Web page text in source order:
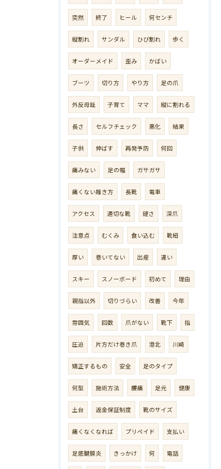
突然 終了 ヒール 何センチ
縦割れ サンダル ひび割れ 歩く
オーダーメイド 歪み かばい
ブーツ 切り方 やり方 足の爪
外反母趾 子育て ママ 縦に割れる
長さ セルフチェック 悪化 結果
子供 伸ばす 再発予防 何回
痛みない 足の幅 ガサガサ
痛くない履き方 長靴 電車
アクセス 適切な靴 硬さ 深爪
注意点 むくみ 食い込む 靴紐
厚い 巻いてない 出産 違い
スキー スノーボード 初めて 理由
親指以外 切りづらい 改善 今年
雰囲気 回数 爪がない 靴下 指
圧迫 片方だけ巻き爪 港北 川崎
矯正するもの 安全 足のタイプ
何型 施術方法 腰痛 足元 健康
土台 返金保証制度 靴のサイズ
痛くなくなれば プリペイド 支払い
足底腱膜炎 きっかけ 何 電話